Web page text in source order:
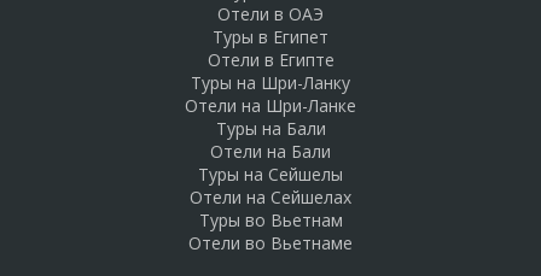
Отели в ОАЭ
Туры в Египет
Отели в Египте
Туры на Шри-Ланку
Отели на Шри-Ланке
Туры на Бали
Отели на Бали
Туры на Сейшелы
Отели на Сейшелах
Туры во Вьетнам
Отели во Вьетнаме